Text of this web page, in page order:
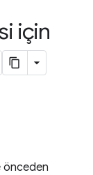
için
önceden